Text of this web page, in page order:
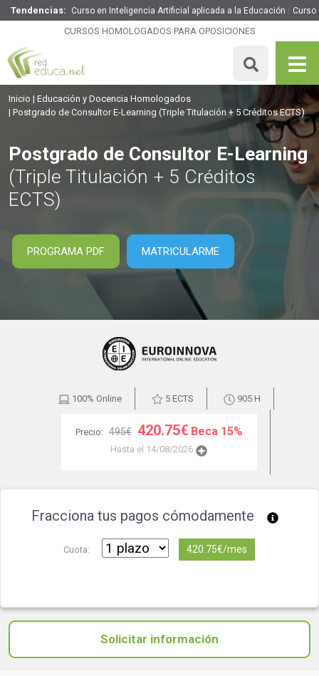
Tendencias: Curso en Inteligencia Artificial aplicada a la Educación Curso
CURSOS HOMOLOGADOS PARA OPOSICIONES
Postgrado de Consultor E-Learning
Inicio
Educación y Docencia Homologados
Postgrado de Consultor E-Learning (Triple Titulación + 5 Créditos ECTS)
Postgrado de Consultor E-Learning
(Triple Titulación + 5 Créditos
ECTS)
PROGRAMA PDF MATRICULARME
100% Online 5 ECTS 905 H
Precio: 495€ 420.75€ Beca 15%
Hasta el 14/08/2026
Fracciona tus pagos cómodamente
Cuota: 420.75€/mes
Solicitar información